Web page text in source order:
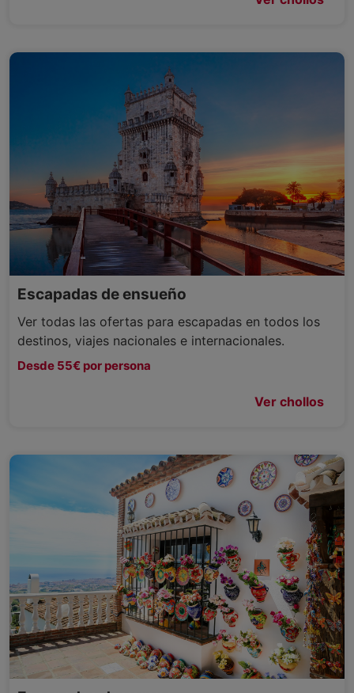
Escapadas de ensueño
Ver todas las ofertas para escapadas en todos los
destinos, viajes nacionales e internacionales.
Desde 55€ por persona
Ver chollos